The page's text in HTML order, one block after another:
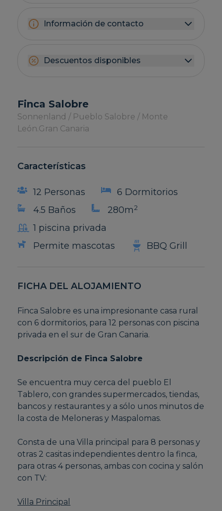
Información de contacto
Descuentos disponibles
Finca Salobre
Sonnenland / Pueblo Salobre / Monte
León.Gran Canaria
Características
12 Personas
6 Dormitorios
4.5 Baños
280m2
1 piscina privada
Permite mascotas
BBQ Grill
FICHA DEL ALOJAMIENTO
Finca Salobre es una impresionante casa rural
con 6 dormitorios, para 12 personas con piscina
privada en el sur de Gran Canaria.
Descripción de Finca Salobre
Se encuentra muy cerca del pueblo El
Tablero, con grandes supermercados, tiendas,
bancos y restaurantes y a sólo unos minutos de
la costa de Meloneras y Maspalomas.
Consta de una Villa principal para 8 personas y
otras 2 casitas independientes dentro la finca,
para otras 4 personas, ambas con cocina y salón
con TV:
Villa Principal